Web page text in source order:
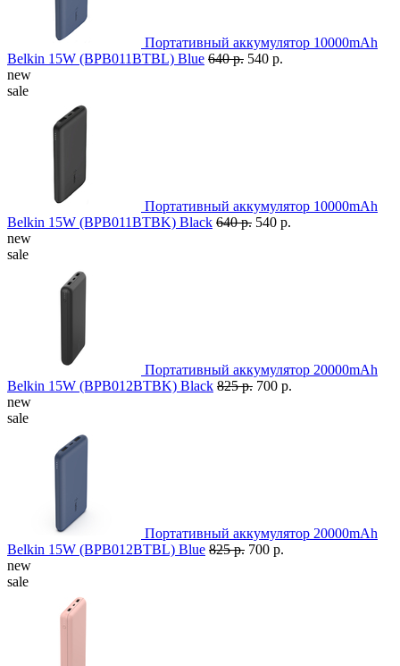
Портативный аккумулятор 10000mAh
Belkin 15W (BPB011BTBL) Blue 640 р. 540 р.
new
sale
Портативный аккумулятор 10000mAh
Belkin 15W (BPB011BTBK) Black 640 р. 540 р.
new
sale
Портативный аккумулятор 20000mAh
Belkin 15W (BPB012BTBK) Black 825 р. 700 р.
new
sale
Портативный аккумулятор 20000mAh
Belkin 15W (BPB012BTBL) Blue 825 р. 700 р.
new
sale